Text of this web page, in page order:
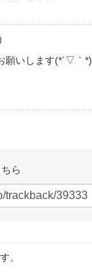
願いします(*´▽｀*)
ら
。